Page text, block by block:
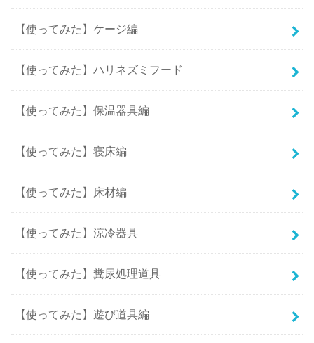
【使ってみた】ケージ編
【使ってみた】ハリネズミフード
【使ってみた】保温器具編
【使ってみた】寝床編
【使ってみた】床材編
【使ってみた】涼冷器具
【使ってみた】糞尿処理道具
【使ってみた】遊び道具編